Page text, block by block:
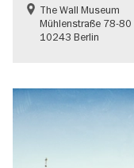
The Wall Museum
Mühlenstraße 78-80
10243 Berlin